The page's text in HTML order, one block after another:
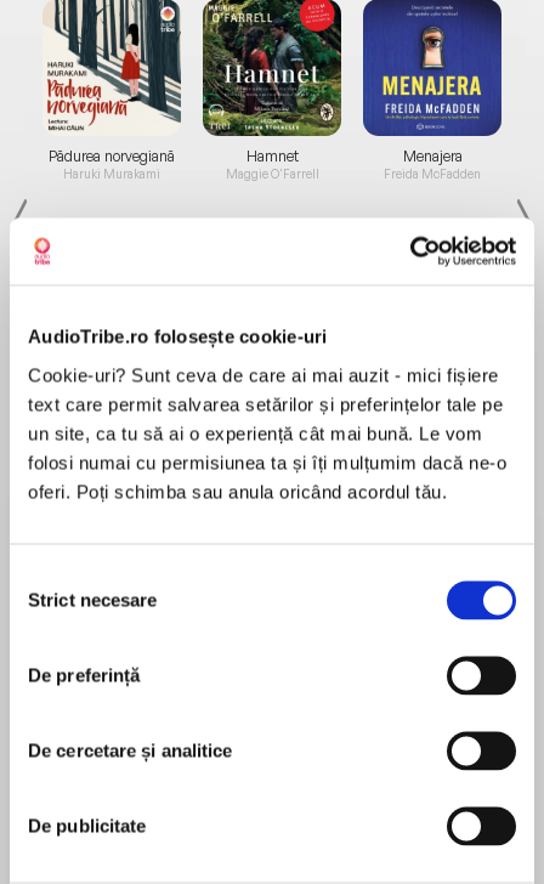
AudioTribe.ro folosește cookie-uri
Cookie-uri? Sunt ceva de care ai mai auzit - mici fișiere
text care permit salvarea setărilor și preferințelor tale pe
un site, ca tu să ai o experiență cât mai bună. Le vom
folosi numai cu permisiunea ta și îți mulțumim dacă ne-o
oferi. Poți schimba sau anula oricând acordul tău.
consimțământului
Strict necesare
De preferință
De cercetare și analitice
De publicitate
Pădurea norvegiană
Haruki Murakami
Elita de Argint (Elita
Hamnet
Maggie O'Farrell
Diavolul se îmbracă de
la...
Lauren Weisberger
Menajera
Freida McFadden
Migdală
Sohn Won-pyung
reflecție asupra sensului vieții și a căilor către
După o tentativă de sinucidere, Hugo, care are
de spital cu Blanche, o doamnă în vârstă, aflată
nimic de la viață și femeia care măsoară prețul
fiecărei clipe se naște un dialog pe marginea
În acest moment nu există recenzii